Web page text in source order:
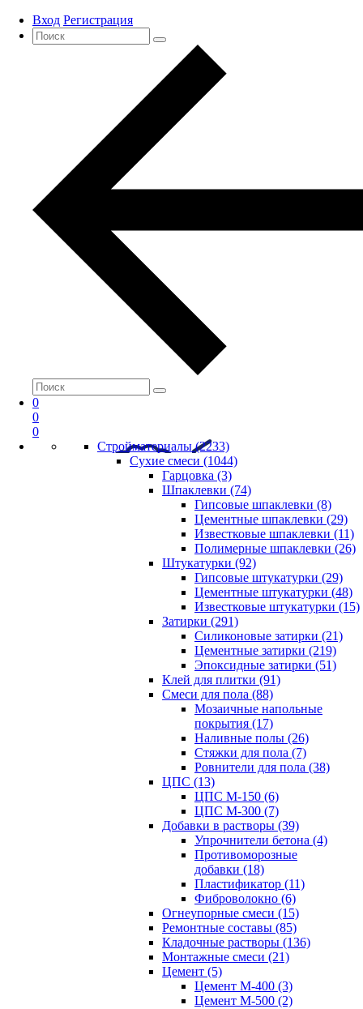
Вход Регистрация
0
0
0
Стройматериалы (2233)
Сухие смеси (1044)
Гарцовка (3)
Шпаклевки (74)
Гипсовые шпаклевки (8)
Цементные шпаклевки (29)
Известковые шпаклевки (11)
Полимерные шпаклевки (26)
Штукатурки (92)
Гипсовые штукатурки (29)
Цементные штукатурки (48)
Известковые штукатурки (15)
Затирки (291)
Силиконовые затирки (21)
Цементные затирки (219)
Эпоксидные затирки (51)
Клей для плитки (91)
Смеси для пола (88)
Мозаичные напольные
покрытия (17)
Наливные полы (26)
Стяжки для пола (7)
Ровнители для пола (38)
ЦПС (13)
ЦПС М-150 (6)
ЦПС М-300 (7)
Добавки в растворы (39)
Упрочнители бетона (4)
Противоморозные
добавки (18)
Пластификатор (11)
Фиброволокно (6)
Огнеупорные смеси (15)
Ремонтные составы (85)
Кладочные растворы (136)
Монтажные смеси (21)
Цемент (5)
Цемент М-400 (3)
Цемент М-500 (2)